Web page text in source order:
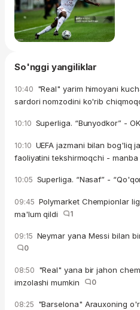
So'nggi yangiliklar
10:40 "Real" yarim himoyani
sardori nomzodini ko'rib
10:10 Superliga. “Bunyodkor” -
10:10 UEFA jazmani bilan bog'liq
faoliyatini tekshirmoqchi - manba
10:05 Superliga. “Nasaf” -
09:45 Polymarket Chempionlar
ma'lum qildi
1
09:15 Neymar yana Messi bilan
0
08:50 "Real" yana bir jahon
imzolashi mumkin
0
08:25 "Barselona" Arauxoning